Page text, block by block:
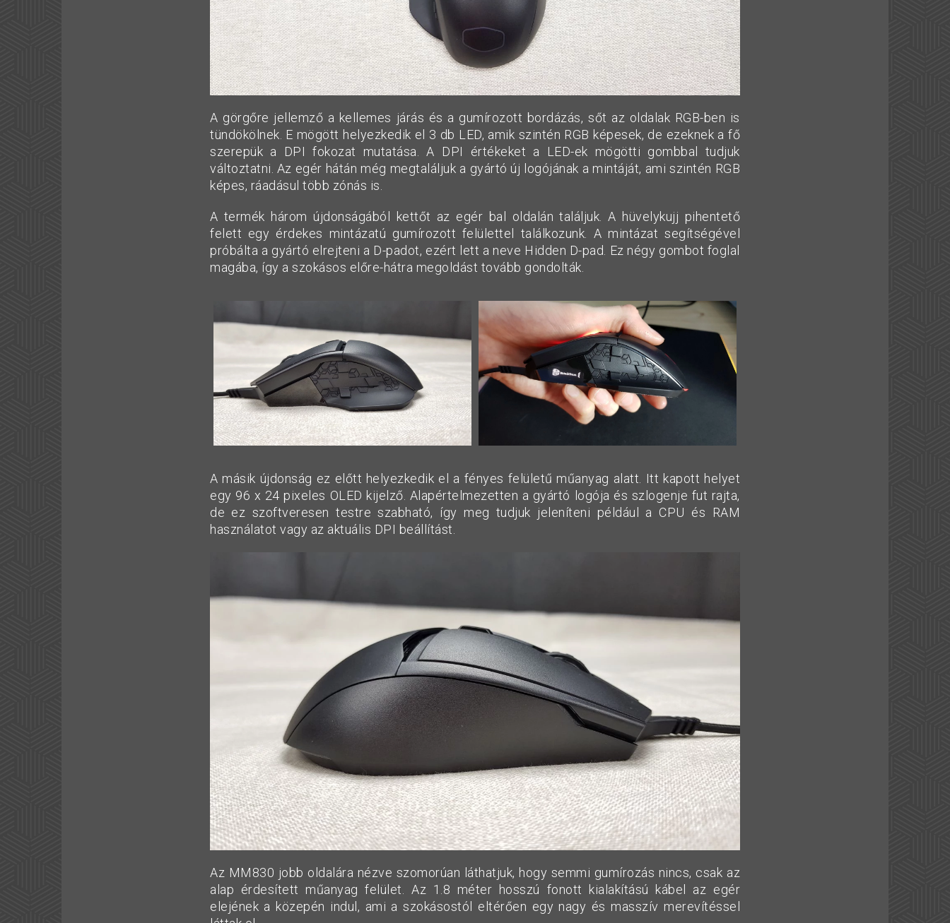
A görgőre jellemző a kellemes járás és a gumírozott bordázás, sőt az oldalak RGB-ben is
tündökölnek. E mögött helyezkedik el 3 db LED, amik szintén RGB képesek, de ezeknek a fő
szerepük a DPI fokozat mutatása. A DPI értékeket a LED-ek mögötti gombbal tudjuk
változtatni. Az egér hátán még megtaláljuk a gyártó új logójának a mintáját, ami szintén RGB
képes, ráadásul több zónás is.
A termék három újdonságából kettőt az egér bal oldalán találjuk. A hüvelykujj pihentető
felett egy érdekes mintázatú gumírozott felülettel találkozunk. A mintázat segítségével
próbálta a gyártó elrejteni a D-padot, ezért lett a neve Hidden D-pad. Ez négy gombot foglal
magába, így a szokásos előre-hátra megoldást tovább gondolták.
A másik újdonság ez előtt helyezkedik el a fényes felületű műanyag alatt. Itt kapott helyet
egy 96 x 24 pixeles OLED kijelző. Alapértelmezetten a gyártó logója és szlogenje fut rajta,
de ez szoftveresen testre szabható, így meg tudjuk jeleníteni például a CPU és RAM
használatot vagy az aktuális DPI beállítást.
Az MM830 jobb oldalára nézve szomorúan láthatjuk, hogy semmi gumírozás nincs, csak az
alap érdesített műanyag felület. Az 1.8 méter hosszú fonott kialakítású kábel az egér
elejének a közepén indul, ami a szokásostól eltérően egy nagy és masszív merevítéssel